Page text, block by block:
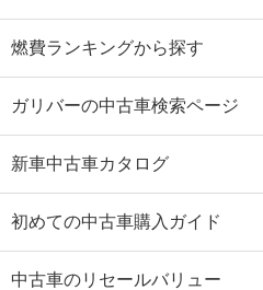
燃費ランキングから探す
ガリバーの中古車検索ページ
新車中古車カタログ
初めての中古車購入ガイド
中古車のリセールバリュー